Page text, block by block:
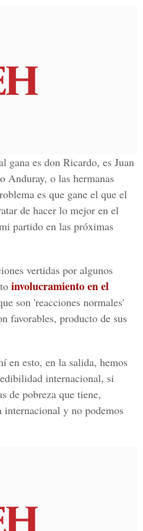
gana es don Ricardo, es Juan
Anduray, o las hermanas
es que gane el que el
de hacer lo mejor en el
partido en las próximas
vertidas por algunos
involucramiento en el
son 'reacciones normales'
favorables, producto de sus
en esto, en la salida, hemos
internacional, si
de pobreza que tiene,
internacional y no podemos